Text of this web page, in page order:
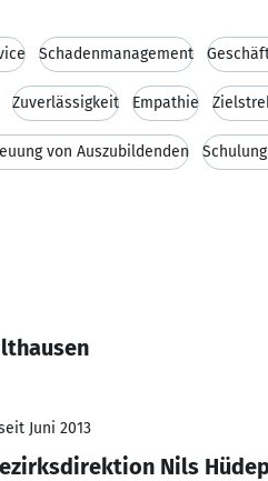
Schadenmanagement
Zuverlässigkeit Empathie
von Auszubildenden
Juni 2013
Nils